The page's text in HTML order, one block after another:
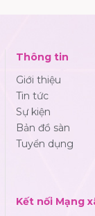
Thông tin
Giới thiệu
Tin tức
Sự kiện
Bản đồ sàn
Tuyển dụng
Kết nối Mạng